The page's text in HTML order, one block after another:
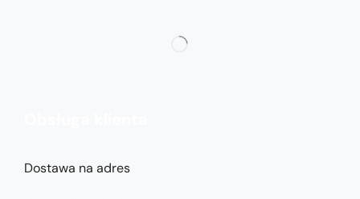
Dostawa na adres